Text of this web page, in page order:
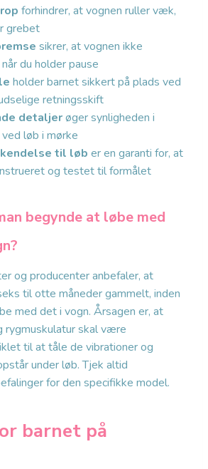
forhindrer, at vognen ruller væk,
grebet
sikrer, at vognen ikke
du holder pause
holder barnet sikkert på plads ved
retningsskift
detaljerøger synligheden i
løb i mørke
til løb er en garanti for, at
og testet til formålet
begynde at løbe med
og producenter anbefaler, at
til otte måneder gammelt, inden
med det i vogn. Årsagen er, at
rygmuskulatur skal være
til at tåle de vibrationer og
under løb. Tjek altid
for den specifikke model.
barnet på